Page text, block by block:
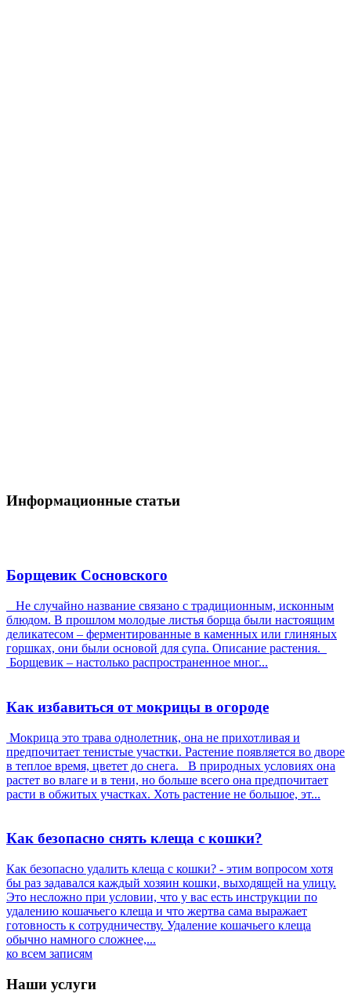
Информационные статьи
Борщевик Сосновского
Не случайно название связано с традиционным, исконным
блюдом. В прошлом молодые листья борща были настоящим
деликатесом – ферментированные в каменных или глиняных
горшках, они были основой для супа. Описание растения.
Борщевик – настолько распространенное мног...
Как избавиться от мокрицы в огороде
Мокрица это трава однолетник, она не прихотливая и
предпочитает тенистые участки. Растение появляется во дворе
в теплое время, цветет до снега. В природных условиях она
растет во влаге и в тени, но больше всего она предпочитает
расти в обжитых участках. Хоть растение не большое, эт...
Как безопасно снять клеща с кошки?
Как безопасно удалить клеща с кошки? - этим вопросом хотя
бы раз задавался каждый хозяин кошки, выходящей на улицу.
Это несложно при условии, что у вас есть инструкции по
удалению кошачьего клеща и что жертва сама выражает
готовность к сотрудничеству. Удаление кошачьего клеща
обычно намного сложнее,...
ко всем записям
Наши услуги